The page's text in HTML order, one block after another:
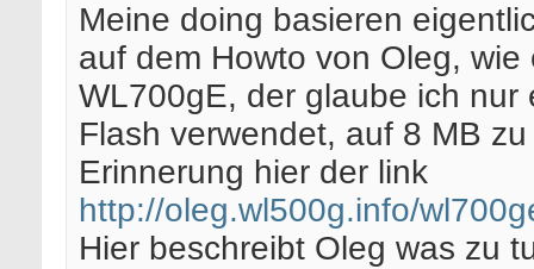
Meine doing basieren
auf dem Howto von Oleg, wie
WL700gE, der glaube ich nur
Flash verwendet, auf 8 MB
Erinnerung hier der link
http://oleg.wl500g.info/
Hier beschreibt Oleg was zu